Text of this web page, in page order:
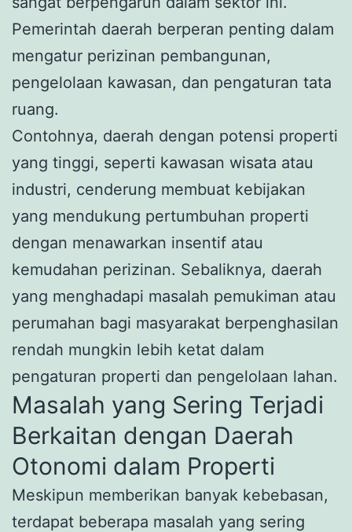
Pemerintah daerah berperan penting dalam
mengatur perizinan pembangunan,
pengelolaan kawasan, dan pengaturan tata
ruang.
Contohnya, daerah dengan potensi properti
yang tinggi, seperti kawasan wisata atau
industri, cenderung membuat kebijakan
yang mendukung pertumbuhan properti
dengan menawarkan insentif atau
kemudahan perizinan. Sebaliknya, daerah
yang menghadapi masalah pemukiman atau
perumahan bagi masyarakat berpenghasilan
rendah mungkin lebih ketat dalam
pengaturan properti dan pengelolaan lahan.
Masalah yang Sering Terjadi
Berkaitan dengan Daerah
Otonomi dalam Properti
Meskipun memberikan banyak kebebasan,
terdapat beberapa masalah yang sering